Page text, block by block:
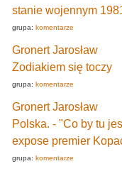
stanie wojennym
grupa: komentarze
Gronert Jarosław
Zodiakiem się toczy
grupa: komentarze
Gronert Jarosław
Polska. - "Co by tu
expose premier
grupa: komentarze